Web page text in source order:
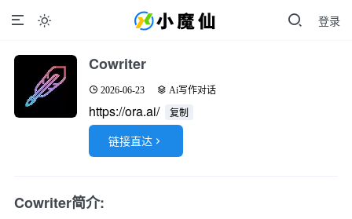
登录

Cowriter
2026-06-23 Ai写作对话
https://ora.ai/ 复制
链接直达 
Cowriter简介: